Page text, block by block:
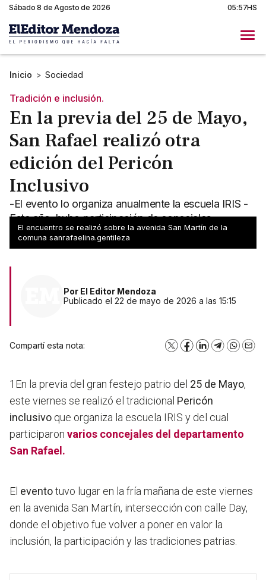
Sábado 8 de Agosto de 2026 05:57HS
Inicio > Sociedad
Tradición e inclusión.
En la previa del 25 de Mayo,
San Rafael realizó otra
edición del Pericón
Inclusivo
-El evento lo organiza anualmente la escuela IRIS -
Este año, hubo participación de concejales
peronistas y radicales de San Rafael
El encuentro se realizó sobre la avenida San Martín de la
comuna sanrafaelina.gentileza
Por El Editor Mendoza
Publicado el 22 de mayo de 2026 a las 15:15
Compartí esta nota: X Facebook
LinkedInTelegram
1En la previa del gran festejo patrio del 25 de Mayo,
este viernes se realizó el tradicional Pericón
inclusivo que organiza la escuela IRIS y del cual
participaron varios concejales del departamento
San Rafael.
El eventotuvo lugar en la fría mañana de este viernes
en la avenida San Martín, intersección con calle Day,
donde el objetivo fue volver a poner en valor la
inclusión, la participación y las tradiciones patrias.